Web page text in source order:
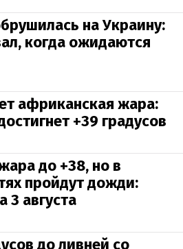
на Украину:
когда ожидаются
африканская жара:
+39 градусов
до +38, но в
пройдут дожди:
3 августа
до ливней со